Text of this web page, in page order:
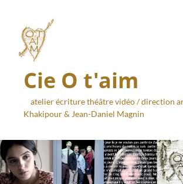
Cie O t'aim
atelier écriture théâtre vidéo / direction
Khakipour & Jean-Daniel Magnin